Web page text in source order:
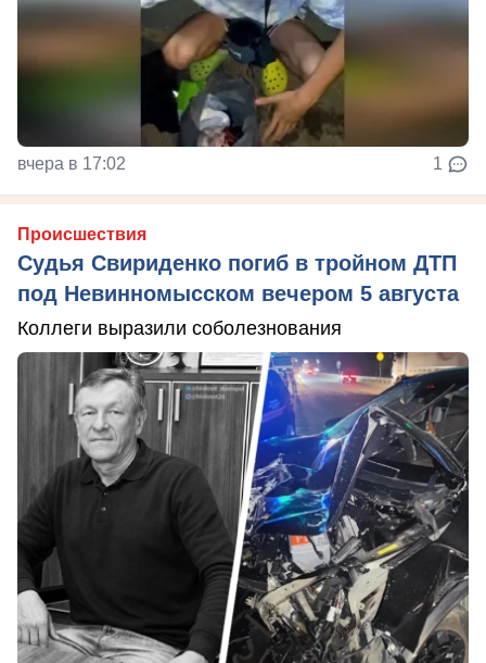
вчера в 17:02 1
Происшествия
Судья Свириденко погиб в тройном ДТП
под Невинномысском вечером 5 августа
Коллеги выразили соболезнования